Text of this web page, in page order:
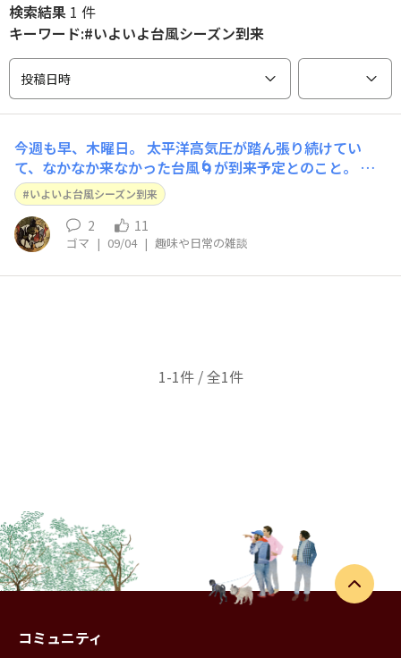
検索結果 1 件
キーワード:#いよいよ台風シーズン到来
投稿日時
今週も早、木曜日。 太平洋高気圧が踏ん張り続けてい
て、なかなか来なかった台風🌀が到来予定とのこと。 週
末飲みに向けて、仕事帰りには酒屋さんへ新製品の買い出
しに行く予定なので、雨にヤラレませんように🙏
いよいよ台風シーズン到来
2 11
ゴマ | 09/04 | 趣味や日常の雑談
1-1件 / 全1件
コミュニティ